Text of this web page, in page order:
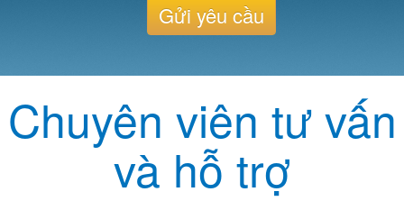
Gửi yêu cầu
Chuyên viên tư vấn
và hỗ trợ